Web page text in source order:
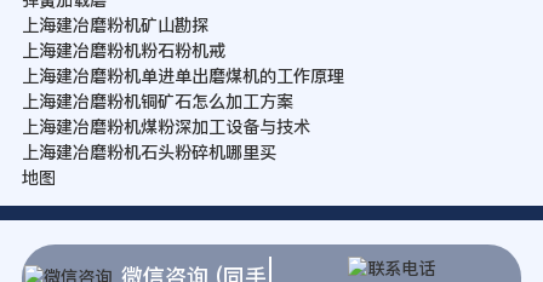
上海建冶磨粉机矿山勘探
上海建冶磨粉机粉石粉机戒
上海建冶磨粉机单进单出磨煤机的工作原理
上海建冶磨粉机铜矿石怎么加工方案
上海建冶磨粉机煤粉深加工设备与技术
上海建冶磨粉机石头粉碎机哪里买
地图